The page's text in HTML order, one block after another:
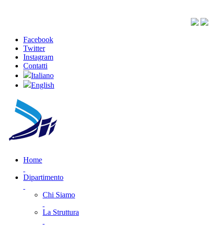
Facebook
Twitter
Instagram
Contatti
Italiano
English
Home
Dipartimento
Chi Siamo
La Struttura